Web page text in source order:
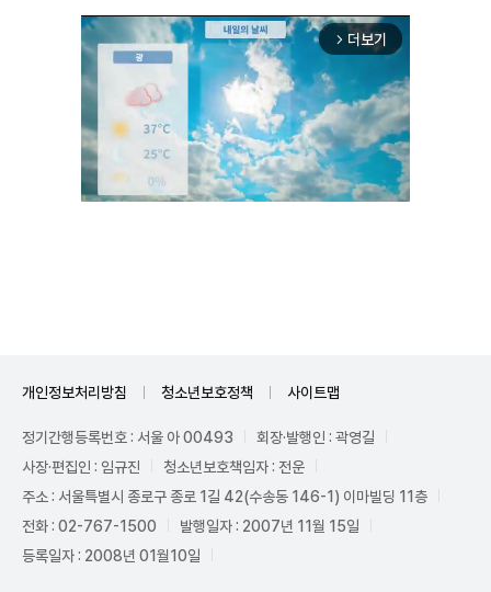
arrow_forward_ios 더보기
개인정보처리방침 청소년보호정책 사이트맵
정기간행등록번호 : 서울 아 00493
회장·발행인 : 곽영길
사장·편집인 : 임규진
청소년보호책임자 : 전운
주소 : 서울특별시 종로구 종로 1길 42(수송동 146-1) 이마빌딩 11층
전화 : 02-767-1500
발행일자 : 2007년 11월 15일
등록일자 : 2008년 01월10일